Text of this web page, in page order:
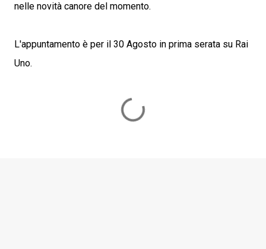
nelle novità canore del momento.
L'appuntamento è per il 30 Agosto in prima serata su Rai
Uno.